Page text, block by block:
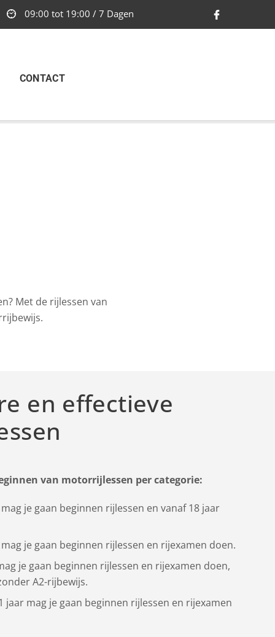
09:00 tot 19:00 / 7 Dagen
CONTACT
Met de rijlessen van
en effectieve
van motorrijlessen per categorie:
je gaan beginnen rijlessen en vanaf 18 jaar
je gaan beginnen rijlessen en rijexamen doen.
je gaan beginnen rijlessen en rijexamen doen,
A2-rijbewijs.
jaar mag je gaan beginnen rijlessen en rijexamen